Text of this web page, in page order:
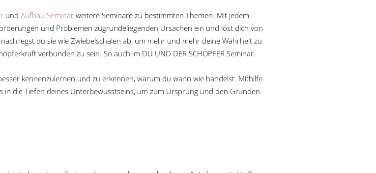
und Aufbau Seminar weitere Seminare zu bestimmten Themen. Mit jedem
und Problemen zugrundeliegenden Ursachen ein und löst dich von
legst du sie wie Zwiebelschalen ab, um mehr und mehr deine Wahrheit zu
verbunden zu sein. So auch im DU UND DER SCHÖPFER Seminar.
kennenzulernen und zu erkennen, warum du wann wie handelst. Mithilfe
in die Tiefen deines Unterbewusstseins, um zum Ursprung und den Gründen